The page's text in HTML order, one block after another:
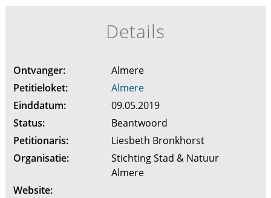
Details
Ontvanger:
Almere
Petitieloket:
Almere
Einddatum:
09.05.2019
Status:
Beantwoord
Petitionaris:
Liesbeth Bronkhorst
Organisatie:
Stichting Stad & Natuur
Almere
Website: